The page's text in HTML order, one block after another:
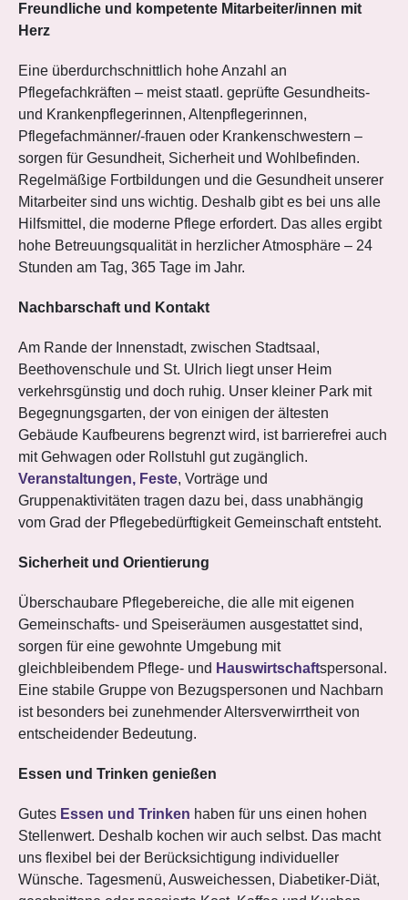
Freundliche und kompetente Mitarbeiter/innen mit
Herz
Eine überdurchschnittlich hohe Anzahl an
Pflegefachkräften – meist staatl. geprüfte Gesundheits-
und Krankenpflegerinnen, Altenpflegerinnen,
Pflegefachmänner/-frauen oder Krankenschwestern –
sorgen für Gesundheit, Sicherheit und Wohlbefinden.
Regelmäßige Fortbildungen und die Gesundheit unserer
Mitarbeiter sind uns wichtig. Deshalb gibt es bei uns alle
Hilfsmittel, die moderne Pflege erfordert. Das alles ergibt
hohe Betreuungsqualität in herzlicher Atmosphäre – 24
Stunden am Tag, 365 Tage im Jahr.
Nachbarschaft und Kontakt
Am Rande der Innenstadt, zwischen Stadtsaal,
Beethovenschule und St. Ulrich liegt unser Heim
verkehrsgünstig und doch ruhig. Unser kleiner Park mit
Begegnungsgarten, der von einigen der ältesten
Gebäude Kaufbeurens begrenzt wird, ist barrierefrei auch
mit Gehwagen oder Rollstuhl gut zugänglich.
Veranstaltungen, Feste, Vorträge und
Gruppenaktivitäten tragen dazu bei, dass unabhängig
vom Grad der Pflegebedürftigkeit Gemeinschaft entsteht.
Sicherheit und Orientierung
Überschaubare Pflegebereiche, die alle mit eigenen
Gemeinschafts- und Speiseräumen ausgestattet sind,
sorgen für eine gewohnte Umgebung mit
gleichbleibendem Pflege- und Hauswirtschaftspersonal.
Eine stabile Gruppe von Bezugspersonen und Nachbarn
ist besonders bei zunehmender Altersverwirrtheit von
entscheidender Bedeutung.
Essen und Trinken genießen
Gutes Essen und Trinken haben für uns einen hohen
Stellenwert. Deshalb kochen wir auch selbst. Das macht
uns flexibel bei der Berücksichtigung individueller
Wünsche. Tagesmenü, Ausweichessen, Diabetiker-Diät,